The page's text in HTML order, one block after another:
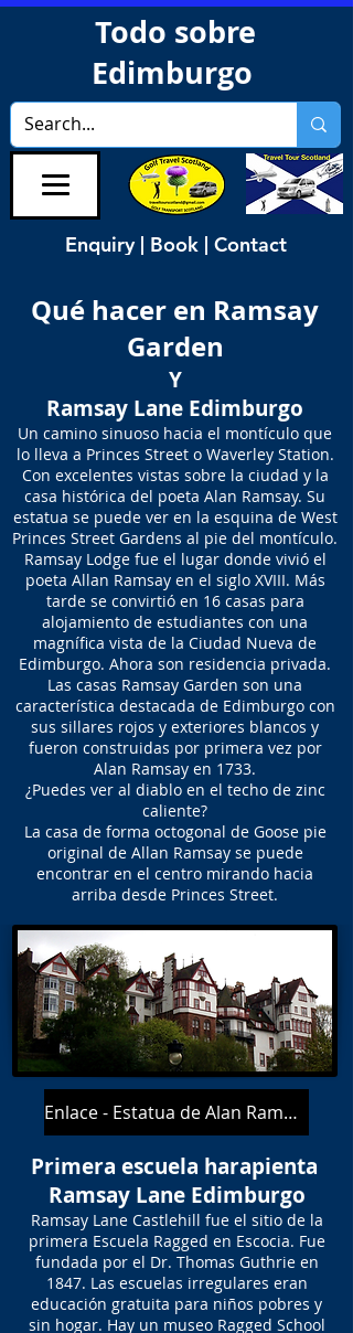
Todo sobre
Edimburgo
Enquiry | Book | Contact
Qué hacer en Ramsay
Garden
Y
Ramsay Lane Edimburgo
Un camino sinuoso hacia el montículo que
lo lleva a Princes Street o Waverley Station.
Con excelentes vistas sobre la ciudad y la
casa histórica del poeta Alan Ramsay. Su
estatua se puede ver en la esquina de West
Princes Street Gardens al pie del montículo.
Ramsay Lodge fue el lugar donde vivió el
poeta Allan Ramsay en el siglo XVIII. Más
tarde se convirtió en 16 casas para
alojamiento de estudiantes con una
magnífica vista de la Ciudad Nueva de
Edimburgo. Ahora son residencia privada.
Las casas Ramsay Garden son una
característica destacada de Edimburgo con
sus sillares rojos y exteriores blancos y
fueron construidas por primera vez por
Alan Ramsay en 1733.
¿Puedes ver al diablo en el techo de zinc
caliente?
La casa de forma octogonal de Goose pie
original de Allan Ramsay se puede
encontrar en el centro mirando hacia
arriba desde Princes Street.
Enlace - Estatua de Alan Ramsay
Primera escuela harapienta
Ramsay Lane Edimburgo
Ramsay Lane Castlehill fue el sitio de la
primera Escuela Ragged en Escocia. Fue
fundada por el Dr. Thomas Guthrie en
1847. Las escuelas irregulares eran
educación gratuita para niños pobres y
sin hogar. Hay un museo Ragged School